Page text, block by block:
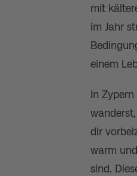
mit
im Jahr
einem
In
dir
warm
sind.